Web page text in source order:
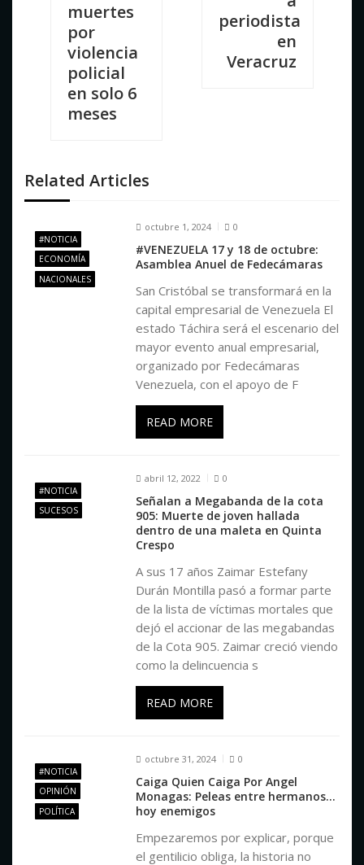
c
ó
n
s
muertes
por
violencia
policial
en solo 6
meses
periodista
en
Veracruz
Related Articles
#NOTICIA
ECONOMÍA
NACIONALES
octubre 1, 2024 0
#VENEZUELA 17 y 18 de octubre:
Asamblea Anuel de Fedecámaras
San Cristóbal se transformará en la
capital empresarial de Venezuela El
estado Táchira será el escenario del
mayor evento anual empresarial,
organizado por Fedecámaras
Venezuela, con el apoyo de F
READ MORE
#NOTICIA
SUCESOS
abril 12, 2022 0
Señalan a Megabanda de la cota
905: Muerte de joven hallada
dentro de una maleta en Quinta
Crespo
A sus 17 años Zaimar Estefany
Durán Montilla pasó a formar parte
de la lista de víctimas mortales que
dejó el accionar de las megabandas
de la Cota 905. Zaimar creció viendo
como la delincuencia s
READ MORE
#NOTICIA
OPINIÓN
POLÍTICA
octubre 31, 2024 0
Caiga Quien Caiga Por Angel
Monagas: Peleas entre hermanos…
hoy enemigos
Empezaremos por explicar, porque
el gentilicio obliga, la historia no